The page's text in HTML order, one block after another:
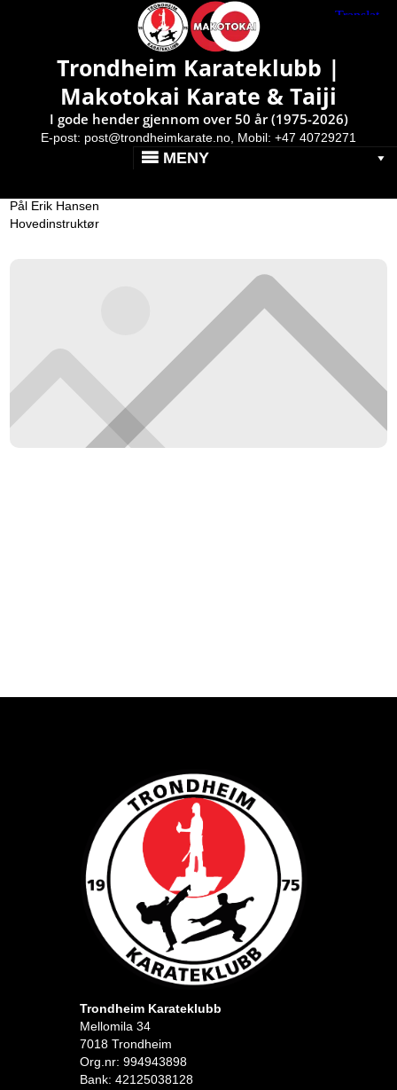
Makotokai Karate & Taiji }
Trondheim Karateklubb |
Makotokai Karate & Taiji
I gode hender gjennom over 50 år (1975-2026)
E-post: post@trondheimkarate.no, Mobil: +47 40729271
MENY
Av: Pål Erik
Barnetreningene i
høstferien (10-13.oktober
2022) er avlyst
Publisert: 7. oktober 2022
Det blir ikke kjørt barnetreninger i høstferien. Dette gjelder
Pål Erik Hansen
Hovedinstruktør
Trondheim Karateklubb
Mellomila 34
7018 Trondheim
Org.nr: 994943898
Bank: 42125038128